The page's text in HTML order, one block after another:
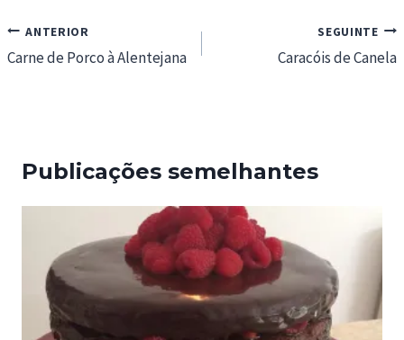
Navegação
de
ANTERIOR
Carne de Porco à Alentejana
SEGUINTE
Caracóis de Canela
Publicações semelhantes